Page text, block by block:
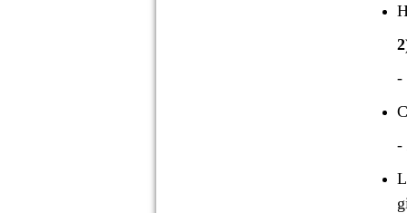
-
-